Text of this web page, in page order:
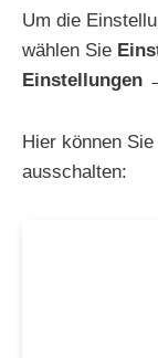
Um die
wählen Sie
Einstellungen
Hier können
ausschalten: